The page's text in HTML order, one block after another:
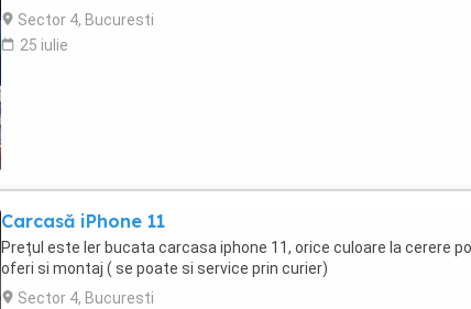
Sector 4, Bucuresti
25 iulie
Carcasă iPhone 11
Prețul este ler bucata carcasa iphone 11, orice culoare la cerere
oferi si montaj ( se poate si service prin curier)
Sector 4, Bucuresti